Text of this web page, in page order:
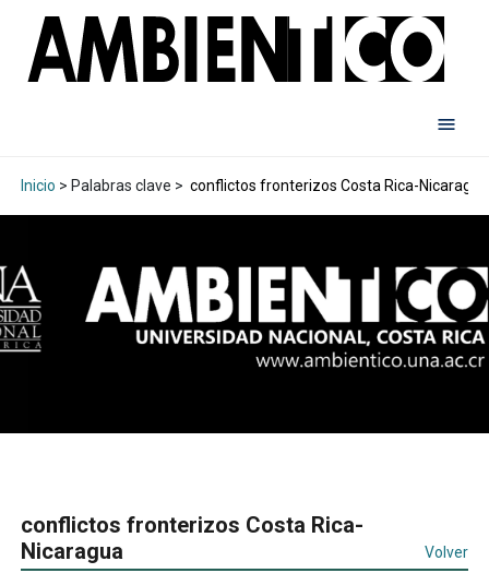
Inicio > Palabras clave > conflictos fronterizos Costa Rica-Nicaragua
conflictos fronterizos Costa Rica-
Nicaragua
Volver